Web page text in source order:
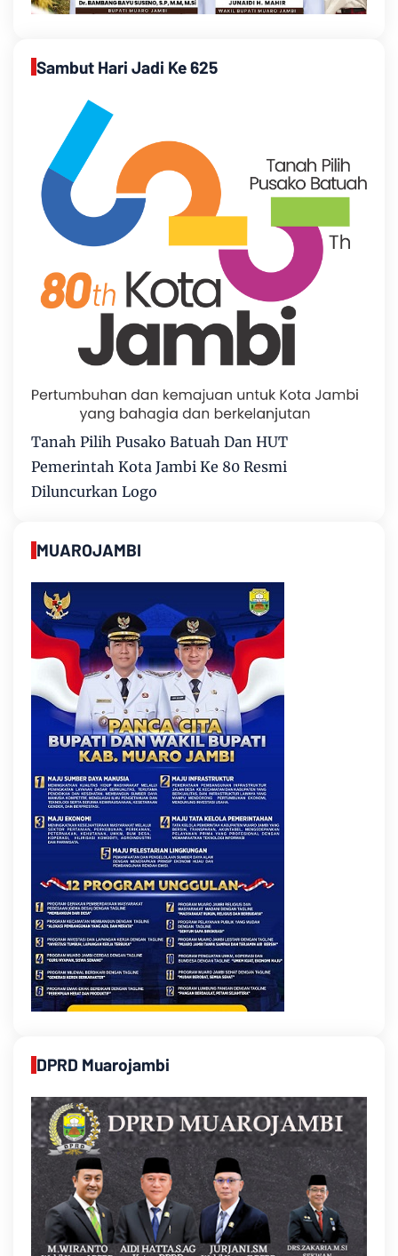
Sambut Hari Jadi Ke 625
Tanah Pilih Pusako Batuah Dan HUT
Pemerintah Kota Jambi Ke 80 Resmi
Diluncurkan Logo
MUAROJAMBI
DPRD Muarojambi